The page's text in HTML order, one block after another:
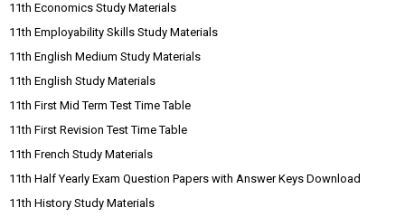
11th Economics Study Materials
11th Employability Skills Study Materials
11th English Medium Study Materials
11th English Study Materials
11th First Mid Term Test Time Table
11th First Revision Test Time Table
11th French Study Materials
11th Half Yearly Exam Question Papers with Answer Keys Download
11th History Study Materials